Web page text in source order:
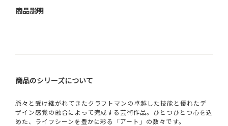
商品説明
商品のシリーズについて
脈々と受け継がれてきたクラフトマンの卓越した技能と優れたデ
ザイン感覚の融合によって完成する芸術作品。ひとつひとつ心を込
めた、ライフシーンを豊かに彩る「アート」の数々です。